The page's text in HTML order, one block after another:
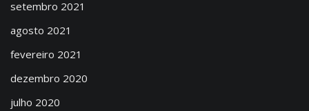
setembro 2021
agosto 2021
fevereiro 2021
dezembro 2020
julho 2020